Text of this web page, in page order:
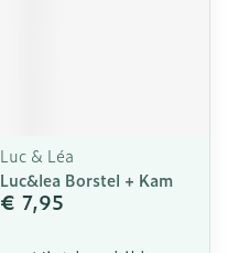
Luc & Léa
Luc&lea Borstel + Kam
€ 7,95